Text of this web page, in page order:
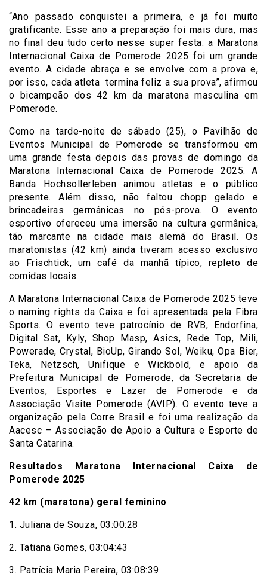
“Ano passado conquistei a primeira, e já foi muito
gratificante. Esse ano a preparação foi mais dura, mas
no final deu tudo certo nesse super festa. a Maratona
Internacional Caixa de Pomerode 2025 foi um grande
evento. A cidade abraça e se envolve com a prova e,
por isso, cada atleta termina feliz a sua prova”, afirmou
o bicampeão dos 42 km da maratona masculina em
Pomerode.
Como na tarde-noite de sábado (25), o Pavilhão de
Eventos Municipal de Pomerode se transformou em
uma grande festa depois das provas de domingo da
Maratona Internacional Caixa de Pomerode 2025. A
Banda Hochsollerleben animou atletas e o público
presente. Além disso, não faltou chopp gelado e
brincadeiras germânicas no pós-prova. O evento
esportivo ofereceu uma imersão na cultura germânica,
tão marcante na cidade mais alemã do Brasil. Os
maratonistas (42 km) ainda tiveram acesso exclusivo
ao Frischtick, um café da manhã típico, repleto de
comidas locais.
A Maratona Internacional Caixa de Pomerode 2025 teve
o naming rights da Caixa e foi apresentada pela Fibra
Sports. O evento teve patrocínio de RVB, Endorfina,
Digital Sat, Kyly, Shop Masp, Asics, Rede Top, Mili,
Powerade, Crystal, BioUp, Girando Sol, Weiku, Opa Bier,
Teka, Netzsch, Unifique e Wickbold, e apoio da
Prefeitura Municipal de Pomerode, da Secretaria de
Eventos, Esportes e Lazer de Pomerode e da
Associação Visite Pomerode (AVIP). O evento teve a
organização pela Corre Brasil e foi uma realização da
Aacesc – Associação de Apoio a Cultura e Esporte de
Santa Catarina.
Resultados Maratona Internacional Caixa de
Pomerode 2025
42 km (maratona) geral feminino
1. Juliana de Souza, 03:00:28
2. Tatiana Gomes, 03:04:43
3. Patrícia Maria Pereira, 03:08:39